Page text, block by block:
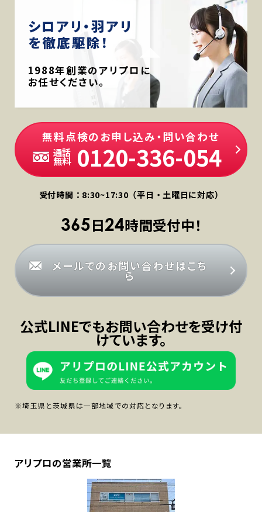
シロアリ・羽アリ
を徹底駆除！
1988年創業のアリプロに
お任せください。
無料点検のお申し込み・問い合わせ
通話
無料 0120-336-054
受付時間：8:30~17:30（平日・土曜日に対応）
365日24時間受付中！
メールでのお問い合わせはこち
ら
公式LINEでもお問い合わせを受け付
けています。
※埼玉県と茨城県は一部地域での対応となります。
アリプロの営業所一覧